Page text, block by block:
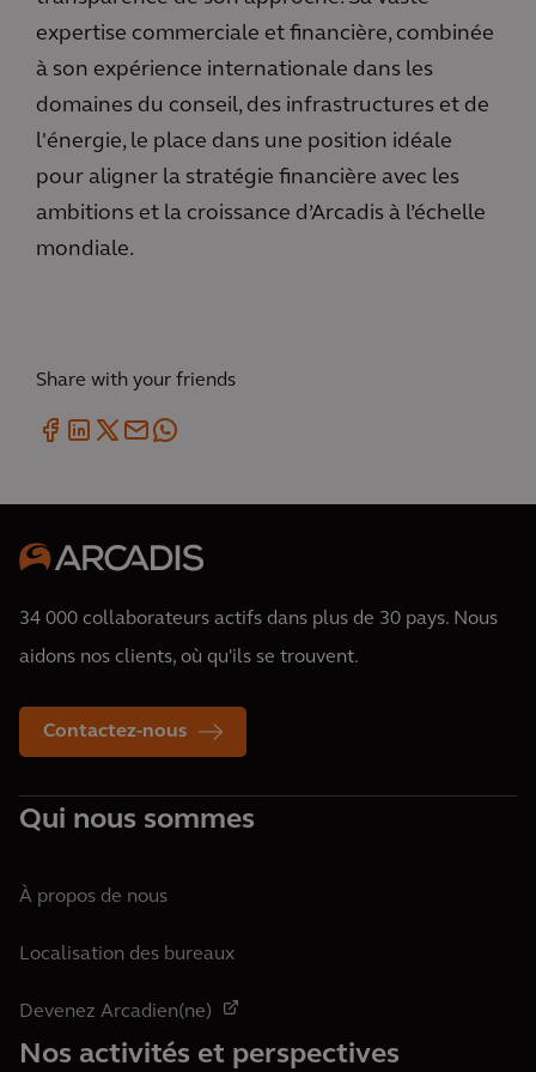
expertise commerciale et financière, combinée
à son expérience internationale dans les
domaines du conseil, des infrastructures et de
l'énergie, le place dans une position idéale
pour aligner la stratégie financière avec les
ambitions et la croissance d’Arcadis à l’échelle
mondiale.
Share with your friends
34 000 collaborateurs actifs dans plus de 30 pays. Nous
aidons nos clients, où qu'ils se trouvent.
Contactez-nous
Qui nous sommes
À propos de nous
Localisation des bureaux
Devenez Arcadien(ne)
Nos activités et perspectives